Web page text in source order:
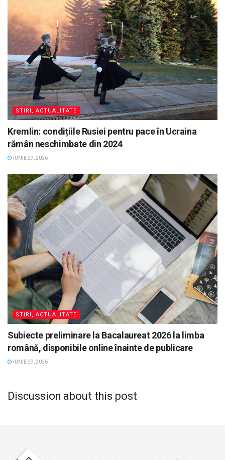
STIRI, ACTUALITATE
Kremlin: condițiile Rusiei pentru pace în Ucraina
rămân neschimbate din 2024
IUNIE 29, 2026
STIRI, ACTUALITATE
Subiecte preliminare la Bacalaureat 2026 la limba
română, disponibile online înainte de publicare
IUNIE 29, 2026
Discussion about this post